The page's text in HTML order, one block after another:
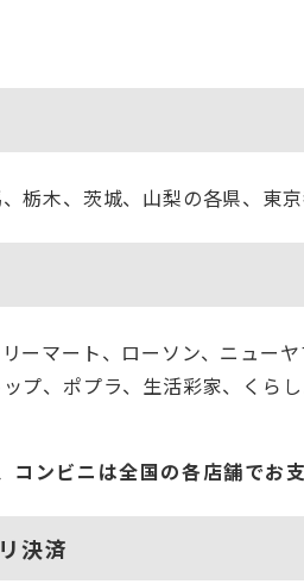
栃木、茨城、山梨の各県、東京
ーマート、ローソン、ニュー
プ、ポプラ、生活彩家、くら
コンビニは全国の各店舗でお
決済